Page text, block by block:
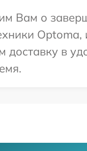
Вам о
доставку в